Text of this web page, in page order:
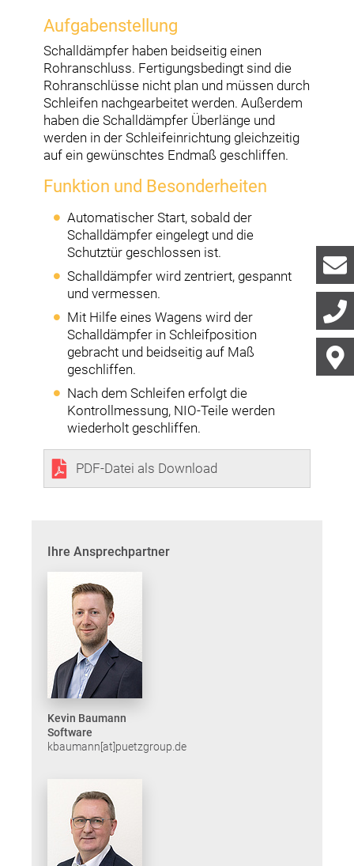
Aufgabenstellung
Schalldämpfer haben beidseitig einen
Rohranschluss. Fertigungsbedingt sind die
Rohranschlüsse nicht plan und müssen durch
Schleifen nachgearbeitet werden. Außerdem
haben die Schalldämpfer Überlänge und
werden in der Schleifeinrichtung gleichzeitig
auf ein gewünschtes Endmaß geschliffen.
Funktion und Besonderheiten
Automatischer Start, sobald der
Schalldämpfer eingelegt und die
Schutztür geschlossen ist.
Schalldämpfer wird zentriert, gespannt
und vermessen.
Mit Hilfe eines Wagens wird der
Schalldämpfer in Schleifposition
gebracht und beidseitig auf Maß
geschliffen.
Nach dem Schleifen erfolgt die
Kontrollmessung, NIO-Teile werden
wiederholt geschliffen.
PDF-Datei als Download
Ihre Ansprechpartner
Kevin Baumann
Software
kbaumann[at]puetzgroup.de